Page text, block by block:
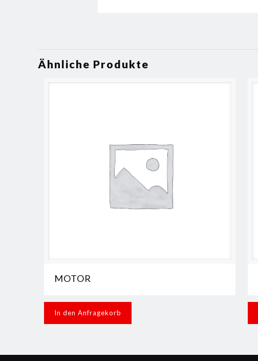
Ähnliche Produkte
MOTOR
In den Anfragekorb